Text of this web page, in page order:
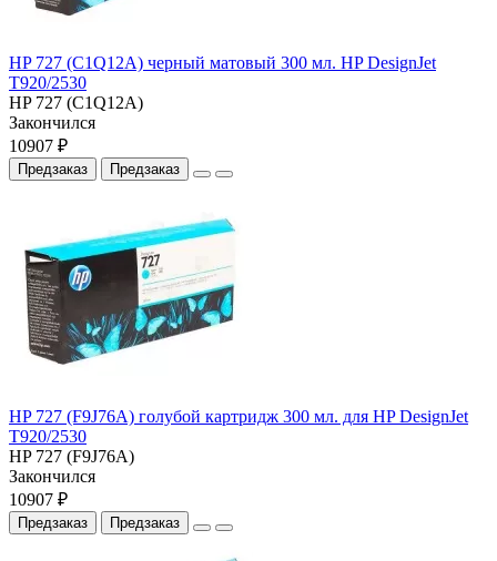
HP 727 (C1Q12A) черный матовый 300 мл. HP DesignJet
T920/2530
HP 727 (C1Q12A)
Закончился
10907 ₽
Предзаказ Предзаказ
HP 727 (F9J76A) голубой картридж 300 мл. для HP DesignJet
T920/2530
HP 727 (F9J76A)
Закончился
10907 ₽
Предзаказ Предзаказ